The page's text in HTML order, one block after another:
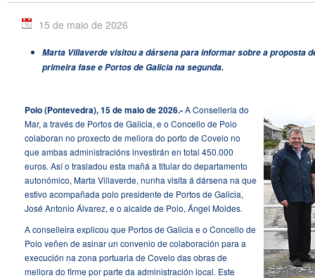
15 de maio de 2026
Marta Villaverde visitou a dársena para informar sobre a proposta
primeira fase e Portos de Galicia na segunda.
Poio (Pontevedra), 15 de maio de 2026.-A Consellería do
Mar, a través de Portos de Galicia, e o Concello de Poio
colaboran no proxecto de mellora do porto de Covelo no
que ambas administracións investirán en total 450.000
euros. Así o trasladou esta mañá a titular do departamento
autonómico, Marta Villaverde, nunha visita á dársena na que
estivo acompañada polo presidente de Portos de Galicia,
José Antonio Álvarez, e o alcalde de Poio, Ángel Moldes.
A conselleira explicou que Portos de Galicia e o Concello de
Poio veñen de asinar un convenio de colaboración para a
execución na zona portuaria de Covelo das obras de
mellora do firme por parte da administración local. Este